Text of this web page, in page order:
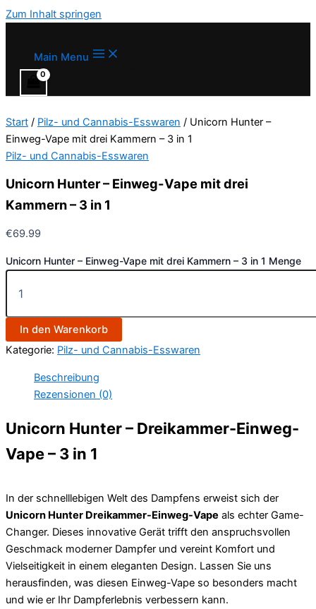
Zum Inhalt springen
Main Menu
Start / Pilz- und Cannabis-Esswaren / Unicorn Hunter –
Einweg-Vape mit drei Kammern – 3 in 1
Pilz- und Cannabis-Esswaren
Unicorn Hunter – Einweg-Vape mit drei
Kammern – 3 in 1
€69.99
Unicorn Hunter – Einweg-Vape mit drei Kammern – 3 in 1 Menge
In den Warenkorb
Kategorie: Pilz- und Cannabis-Esswaren
Beschreibung
Rezensionen (0)
Unicorn Hunter – Dreikammer-Einweg-
Vape – 3 in 1
In der schnelllebigen Welt des Dampfens erweist sich der
Unicorn Hunter Dreikammer-Einweg-Vape als echter Game-
Changer. Dieses innovative Gerät trifft den anspruchsvollen
Geschmack moderner Dampfer und vereint Komfort und
Vielseitigkeit in einem eleganten Design. Lassen Sie uns
herausfinden, was diesen Einweg-Vape so besonders macht
und wie er Ihr Dampferlebnis verbessern kann.